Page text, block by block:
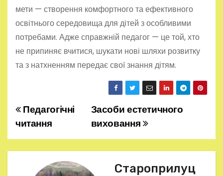
мети — створення комфортного та ефективного
освітнього середовища для дітей з особливими
потребами. Адже справжній педагог — це той, хто
не припиняє вчитися, шукати нові шляхи розвитку
та з натхненням передає свої знання дітям.
Н
в
Засоби естетичного
виховання
Педагогічні
читання
Староприлуц